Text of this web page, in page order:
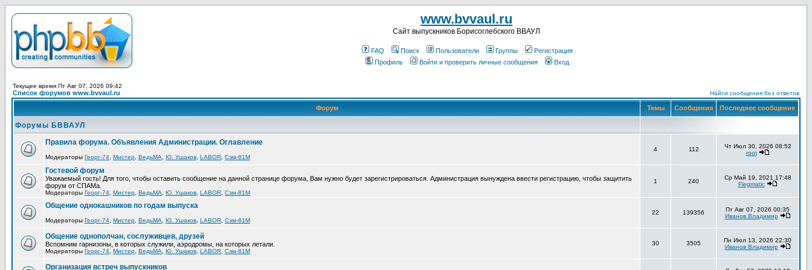
www.bvvaul.ru
Cайт выпускников Борисоглебского ВВАУЛ
FAQ Поиск Пользователи Группы
Регистрация
Профиль
Войти и проверить личные сообщения Вход
Текущее время Пт Авг 07, 2026 09:42
Список форумов www.bvvaul.ru Найти сообщения без ответов
Форум Темы Сообщения Последнее сообщение
Форумы БВВАУЛ
Правила форума. Объявления Администрации. Оглавление
Модераторы Георг-74 Мистер ВедьМА Ю. Ушаков LABOR Сэм-81М
4 112
Чт Июл 30, 2026 08:52
root
Гостевой форум
Уважаемый гость! Для того, чтобы оставить сообщение на данной странице форума, Вам нужно будет зарегистрироваться. Администрация вынуждена ввести регистрацию, чтобы защитить
форум от СПАМа.
Модераторы Георг-74 Мистер ВедьМА Ю. Ушаков LABOR Сэм-81М
1 240
Ср Май 19, 2021 17:48
Flegmatic
Общение однокашников по годам выпуска
Модераторы Георг-74 Мистер ВедьМА Ю. Ушаков LABOR Сэм-81М
22 139356
Пт Авг 07, 2026 00:35
Иванов Владимир
Общение однополчан, сослуживцев, друзей
Вспомним гарнизоны, в которых служили, аэродромы, на которых летали.
Модераторы Георг-74 Мистер ВедьМА Ю. Ушаков LABOR Сэм-81М
30 3505
Пн Июл 13, 2026 22:30
Иванов Владимир
Организация встреч выпускников